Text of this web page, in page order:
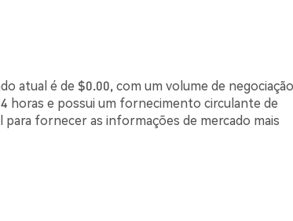
atual é de $0.00, com um volume de
horas e possui um fornecimento circulante de
fornecer as informações de mercado mais